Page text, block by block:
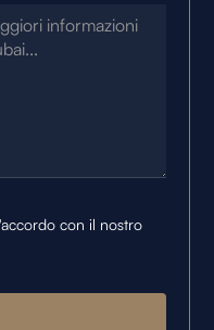
con il nostro